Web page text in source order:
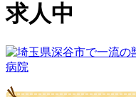
求人中